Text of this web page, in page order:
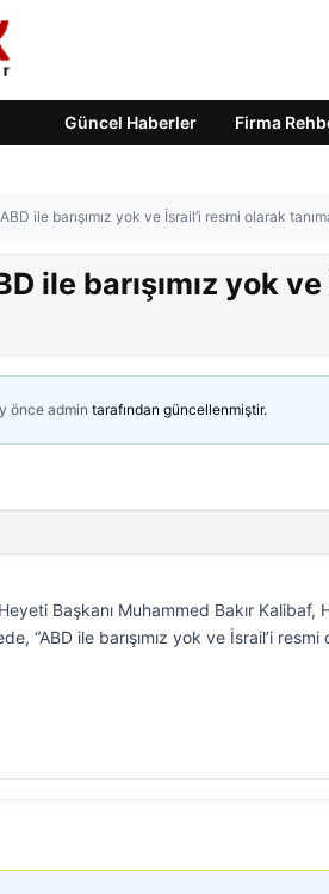
Güncel Haberler Firma
ile barışımız yok ve İsrail’i resmi olarak
ile barışımız yok
önce admin tarafından güncellenmiştir.
Başkanı Muhammed Bakır Kalibaf,
“ABD ile barışımız yok ve İsrail’i resmi